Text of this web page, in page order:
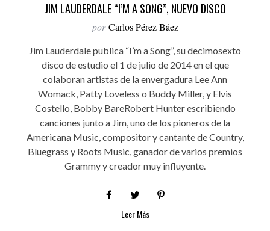
JIM LAUDERDALE “I’M A SONG”, NUEVO DISCO
por Carlos Pérez Báez
Jim Lauderdale publica “I’m a Song”, su decimosexto
disco de estudio el 1 de julio de 2014 en el que
colaboran artistas de la envergadura Lee Ann
Womack, Patty Loveless o Buddy Miller, y Elvis
Costello, Bobby BareRobert Hunter escribiendo
canciones junto a Jim, uno de los pioneros de la
Americana Music, compositor y cantante de Country,
Bluegrass y Roots Music, ganador de varios premios
Grammy y creador muy influyente.
Leer Más